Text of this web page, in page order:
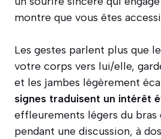
montre que vous êtes
Les gestes parlent plus que
votre corps vers lui/elle,
et les jambes légèrement
signes traduisent un intérêt
effleurements légers du bras
pendant une discussion, à